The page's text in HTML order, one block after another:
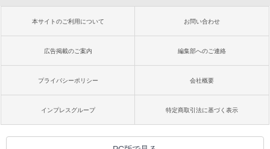
本サイトのご利用について お問い合わせ
広告掲載のご案内 編集部へのご連絡
プライバシーポリシー 会社概要
インプレスグループ 特定商取引法に基づく表示